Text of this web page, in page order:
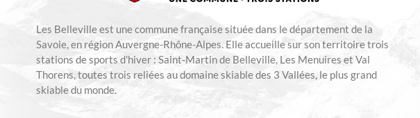
Les Belleville est une commune française située dans le département de la
Savoie, en région Auvergne-Rhône-Alpes. Elle accueille sur son territoire trois
stations de sports d'hiver : Saint-Martin de Belleville, Les Menuires et Val
Thorens, toutes trois reliées au domaine skiable des 3 Vallées, le plus grand
skiable du monde.